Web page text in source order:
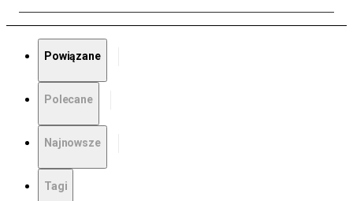
Powiązane
Polecane
Najnowsze
Tagi